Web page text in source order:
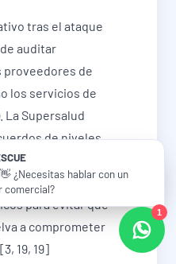
tras el ataque
auditar
proveedores de
los servicios de
La Supersalud
de niveles
e ISO 22301 a
para evitar que
a comprometer
19, 19]
👋 ¿Necesitas hablar con un
comercial?
1